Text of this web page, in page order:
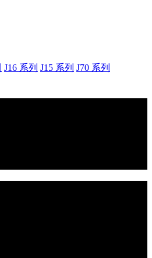
J16 系列 J15 系列 J70 系列